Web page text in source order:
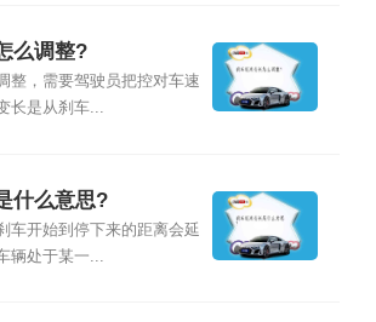
么调整?
整，需要驾驶员把控对车速
长是从刹车...
什么意思?
车开始到停下来的距离会延
辆处于某一...